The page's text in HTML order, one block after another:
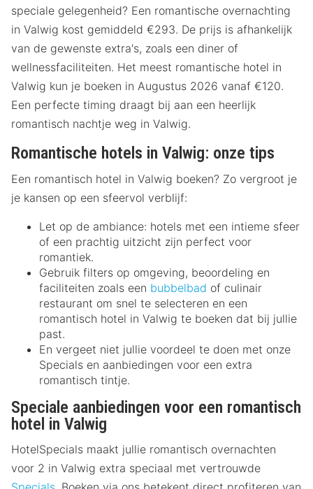
speciale gelegenheid? Een romantische overnachting
in Valwig kost gemiddeld €293. De prijs is afhankelijk
van de gewenste extra's, zoals een diner of
wellnessfaciliteiten. Het meest romantische hotel in
Valwig kun je boeken in Augustus 2026 vanaf €120.
Een perfecte timing draagt bij aan een heerlijk
romantisch nachtje weg in Valwig.
Romantische hotels in Valwig: onze tips
Een romantisch hotel in Valwig boeken? Zo vergroot je
je kansen op een sfeervol verblijf:
Let op de ambiance: hotels met een intieme sfeer
of een prachtig uitzicht zijn perfect voor
romantiek.
Gebruik filters op omgeving, beoordeling en
faciliteiten zoals een bubbelbad of culinair
restaurant om snel te selecteren en een
romantisch hotel in Valwig te boeken dat bij jullie
past.
En vergeet niet jullie voordeel te doen met onze
Specials en aanbiedingen voor een extra
romantisch tintje.
Speciale aanbiedingen voor een romantisch
hotel in Valwig
HotelSpecials maakt jullie romantisch overnachten
voor 2 in Valwig extra speciaal met vertrouwde